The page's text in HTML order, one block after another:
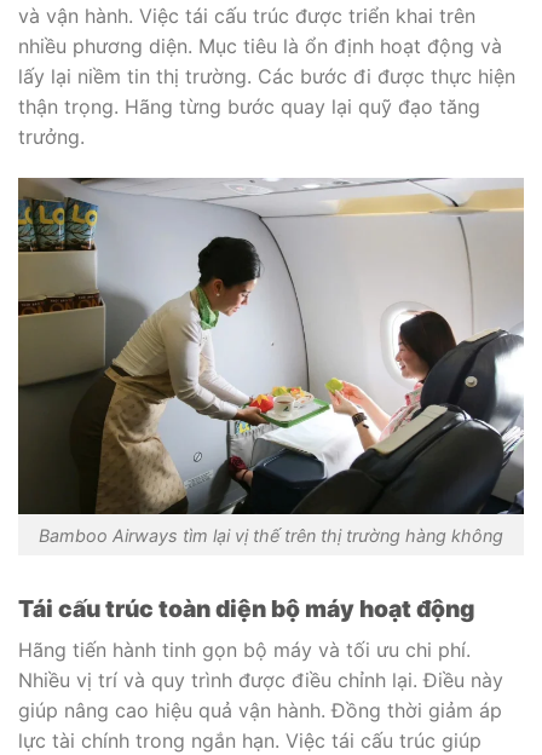
và vận hành. Việc tái cấu trúc được triển khai trên
nhiều phương diện. Mục tiêu là ổn định hoạt động và
lấy lại niềm tin thị trường. Các bước đi được thực hiện
thận trọng. Hãng từng bước quay lại quỹ đạo tăng
trưởng.
Bamboo Airways tìm lại vị thế trên thị trường hàng không
Tái cấu trúc toàn diện bộ máy hoạt động
Hãng tiến hành tinh gọn bộ máy và tối ưu chi phí.
Nhiều vị trí và quy trình được điều chỉnh lại. Điều này
giúp nâng cao hiệu quả vận hành. Đồng thời giảm áp
lực tài chính trong ngắn hạn. Việc tái cấu trúc giúp